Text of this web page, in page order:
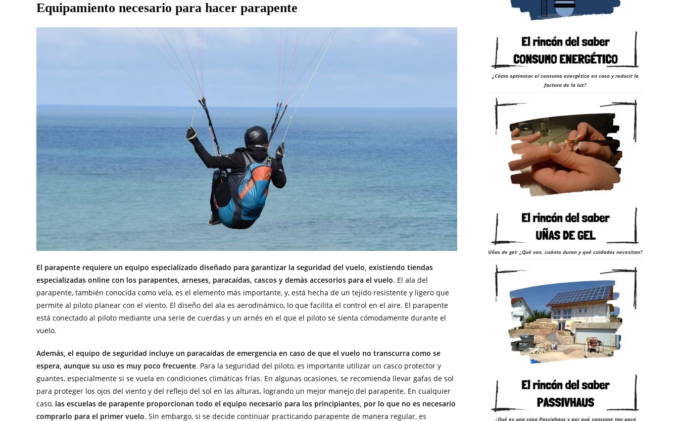
Equipamiento necesario para hacer parapente
El parapente requiere un equipo especializado diseñado para garantizar la seguridad del vuelo, existiendo tiendas
especializadas online con los parapentes, arneses, paracaídas, cascos y demás accesorios para el vuelo. El ala del
parapente, también conocida como vela, es el elemento más importante, y, está hecha de un tejido resistente y ligero que
permite al piloto planear con el viento. El diseño del ala es aerodinámico, lo que facilita el control en el aire. El parapente
está conectado al piloto mediante una serie de cuerdas y un arnés en el que el piloto se sienta cómodamente durante el
vuelo.
Además, el equipo de seguridad incluye un paracaídas de emergencia en caso de que el vuelo no transcurra como se
espera, aunque su uso es muy poco frecuente. Para la seguridad del piloto, es importante utilizar un casco protector y
guantes, especialmente si se vuela en condiciones climáticas frías. En algunas ocasiones, se recomienda llevar gafas de sol
para proteger los ojos del viento y del reflejo del sol en las alturas, logrando un mejor manejo del parapente. En cualquier
caso, las escuelas de parapente proporcionan todo el equipo necesario para los principiantes, por lo que no es necesario
comprarlo para el primer vuelo. Sin embargo, si se decide continuar practicando parapente de manera regular, es
¿Cómo optimizar el consumo energético en casa y reducir la
factura de la luz?
Uñas de gel: ¿Qué son, cuánto duran y qué cuidados necesitan?
¿Qué es una casa Passivhaus y por qué consume tan poca